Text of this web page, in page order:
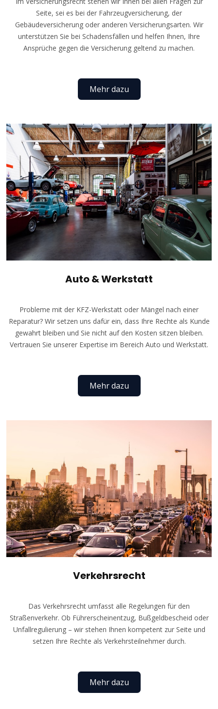
Seite, sei es bei der Fahrzeugversicherung, der
Gebäudeversicherung oder anderen Versicherungsarten. Wir
unterstützen Sie bei Schadensfällen und helfen Ihnen, Ihre
Ansprüche gegen die Versicherung geltend zu machen.
Mehr dazu
Auto & Werkstatt
Probleme mit der KFZ-Werkstatt oder Mängel nach einer
Reparatur? Wir setzen uns dafür ein, dass Ihre Rechte als Kunde
gewahrt bleiben und Sie nicht auf den Kosten sitzen bleiben.
Vertrauen Sie unserer Expertise im Bereich Auto und Werkstatt.
Mehr dazu
Verkehrsrecht
Das Verkehrsrecht umfasst alle Regelungen für den
Straßenverkehr. Ob Führerscheinentzug, Bußgeldbescheid oder
Unfallregulierung – wir stehen Ihnen kompetent zur Seite und
setzen Ihre Rechte als Verkehrsteilnehmer durch.
Mehr dazu